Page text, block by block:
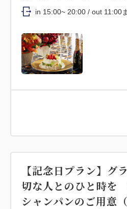
in 15:00~ 20:00 / out 11:00
【記念日プラン】グ
切な人とのひと時を
シャンパンのご用意